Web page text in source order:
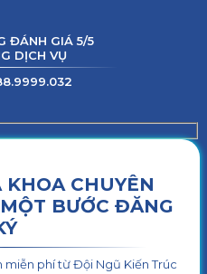
ĐÁNH GIÁ 5/5
DỊCH VỤ
CHUYÊN
BƯỚC ĐĂNG
phí từ Đội Ngũ Kiến Trúc